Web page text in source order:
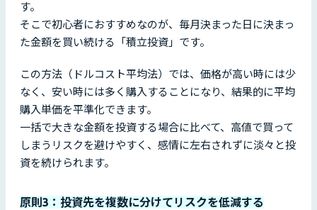
す。
そこで初心者におすすめなのが、毎月決まった日に決まっ
た金額を買い続ける「積立投資」です。
この方法（ドルコスト平均法）では、価格が高い時には少
なく、安い時には多く購入することになり、結果的に平均
購入単価を平準化できます。
一括で大きな金額を投資する場合に比べて、高値で買って
しまうリスクを避けやすく、感情に左右されずに淡々と投
資を続けられます。
原則3：投資先を複数に分けてリスクを低減する